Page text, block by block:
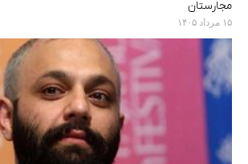
مجارستان
۱۵ مرداد ۱۴۰۵